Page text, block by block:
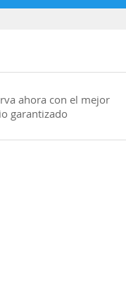
ahora con el mejor
garantizado